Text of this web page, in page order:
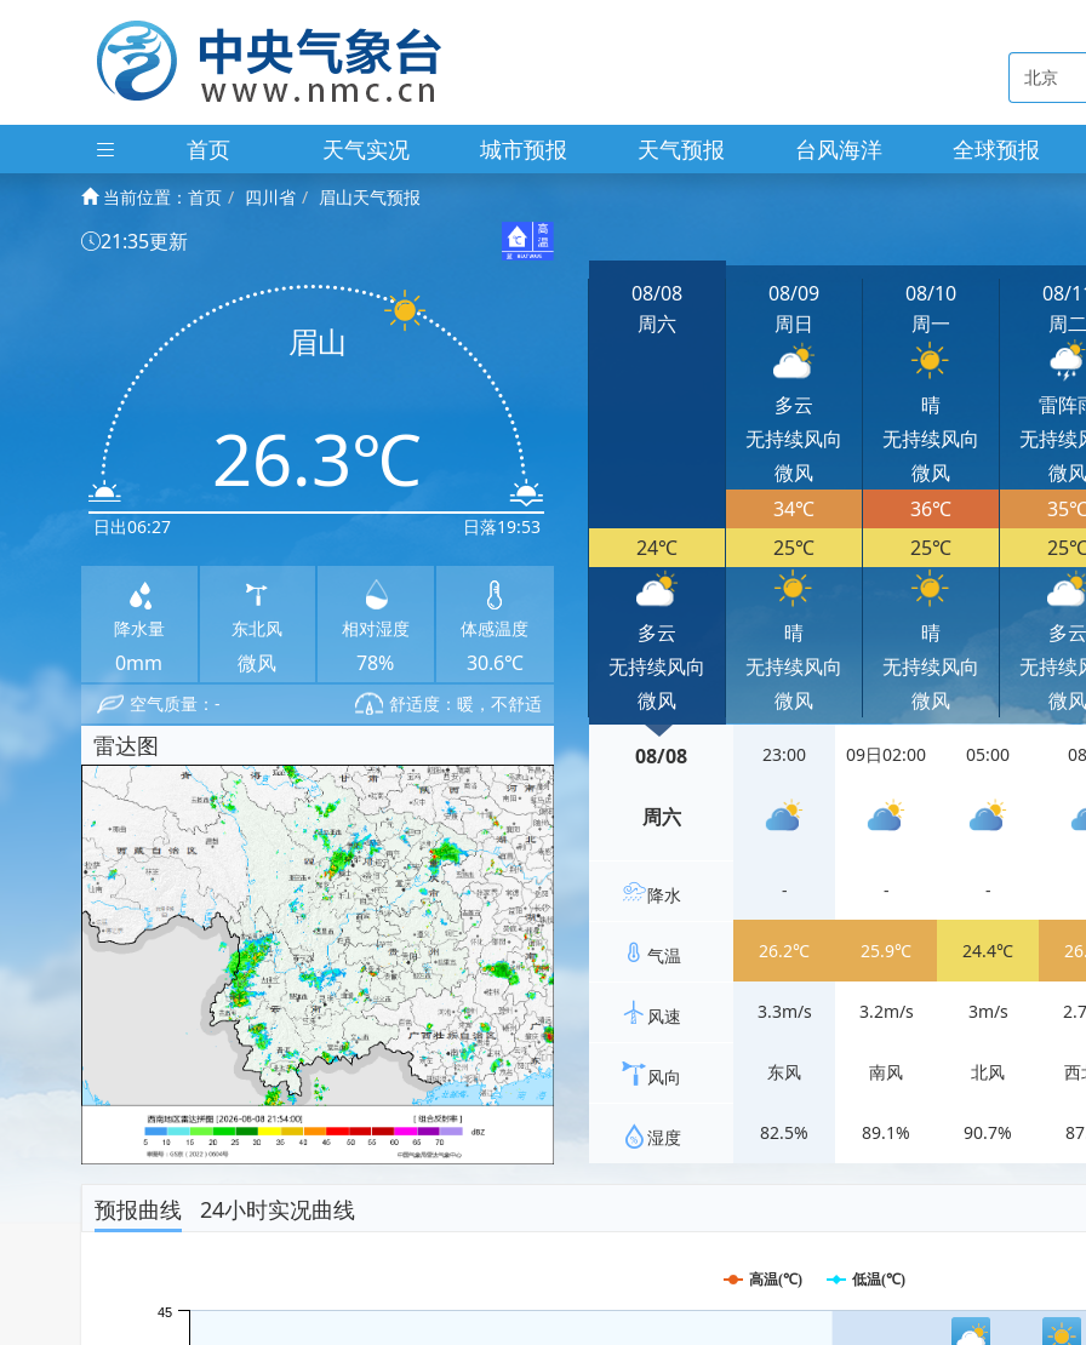
首页 天气实况 城市预报 天气预报 台风海洋 全球预报
当前位置： 首页 四川省 眉山天气预报
21:35更新
日出06:27
眉山
26.3℃
日落19:53
降水量
0mm
东北风
微风
相对湿度
78%
体感温度
30.6℃
空气质量：- 舒适度：暖，不舒适
雷达图
08/08
周六
24℃
多云
无持续风向
微风
08/09
周日
多云
无持续风向
微风
34℃
25℃
晴
无持续风向
微风
08/10
周一
晴
无持续风向
微风
36℃
25℃
晴
无持续风向
微风
08/
周二
雷阵
无持续
微风
多云
无持续
微风
08/08
周六
降水
气温
风速
风向
湿度
23:00
-
26.2℃
3.3m/s
东风
82.5%
09日02:00
-
25.9℃
3.2m/s
南风
89.1%
05:00
-
24.4℃
3m/s
北风
90.7%
西
预报曲线 24小时实况曲线
高温(℃) 低温(℃)
45